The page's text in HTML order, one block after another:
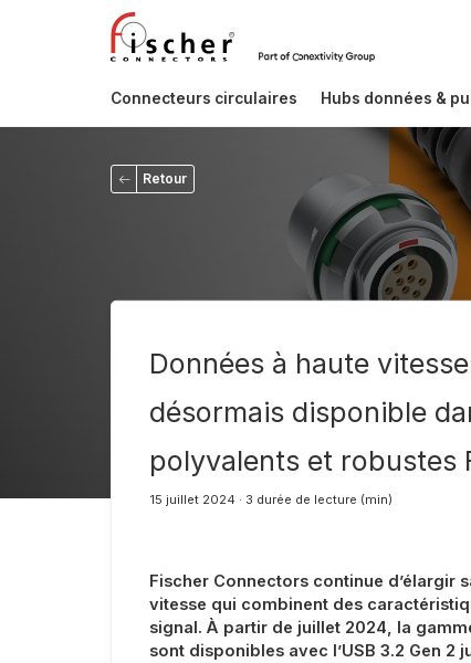
Connecteurs circulaires Hubs données &
Retour
Données à haute
désormais disponible
polyvalents et robustes
15 juillet 2024 · 3 durée de lecture (min)
Fischer Connectors continue d’élargir
vitesse qui combinent des
signal. À partir de juillet 2024, la
sont disponibles avec l’USB 3.2 Gen